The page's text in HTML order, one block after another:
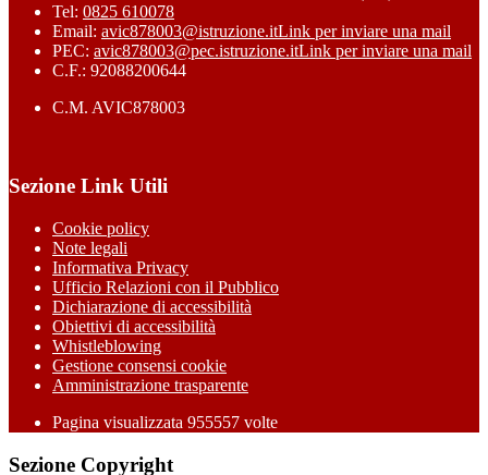
Tel: 0825 610078
Email: avic878003@istruzione.itLink per inviare una mail
PEC: avic878003@pec.istruzione.itLink per inviare una mail
C.F.: 92088200644
C.M. AVIC878003
Sezione Link Utili
Cookie policy
Note legali
Informativa Privacy
Ufficio Relazioni con il Pubblico
Dichiarazione di accessibilità
Obiettivi di accessibilità
Whistleblowing
Gestione consensi cookie
Amministrazione trasparente
Pagina visualizzata 955557 volte
Sezione Copyright